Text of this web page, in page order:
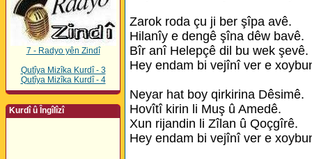
7 - Radyo yên Zindî
Qutîya Mizîka Kurdî - 3
Qutîya Mizîka Kurdî - 4
Kurdî û Îngîlîzî
Zarok roda çu ji ber şîpa avê.
Hilanîy e dengê şîna dêw bavê.
Bîr anî Helepçê dil bu wek şevê.
Hey endam bi vejînî ver e
Neyar hat boy qirkirina Dêsimê.
Hovîtî kirin li Muş û Amedê.
Xun rijandin li Zîlan û Qoçgîrê.
Hey endam bi vejînî ver e